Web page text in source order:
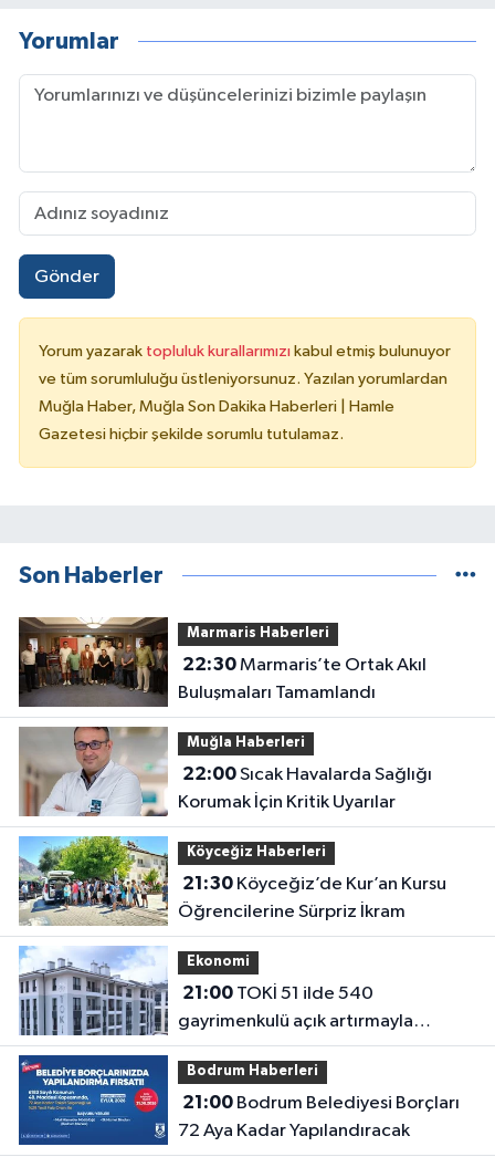
Yorumlar
Gönder
Yorum yazarak topluluk kurallarımızı kabul etmiş bulunuyor
ve tüm sorumluluğu üstleniyorsunuz. Yazılan yorumlardan
Muğla Haber, Muğla Son Dakika Haberleri | Hamle
Gazetesi hiçbir şekilde sorumlu tutulamaz.
Son Haberler
Marmaris Haberleri
22:30Marmaris’te Ortak Akıl
Buluşmaları Tamamlandı
Muğla Haberleri
22:00Sıcak Havalarda Sağlığı
Korumak İçin Kritik Uyarılar
Köyceğiz Haberleri
21:30Köyceğiz’de Kur’an Kursu
Öğrencilerine Sürpriz İkram
Ekonomi
21:00TOKİ 51 ilde 540
gayrimenkulü açık artırmayla
satıyor: Fiyatlar 700 bin liradan
başlıyor
Bodrum Haberleri
21:00Bodrum Belediyesi Borçları
72 Aya Kadar Yapılandıracak